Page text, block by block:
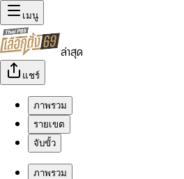
เมนู
ล่าสุด
แชร์
ภาพรวม
รายเขต
จับขั้ว
ภาพรวม